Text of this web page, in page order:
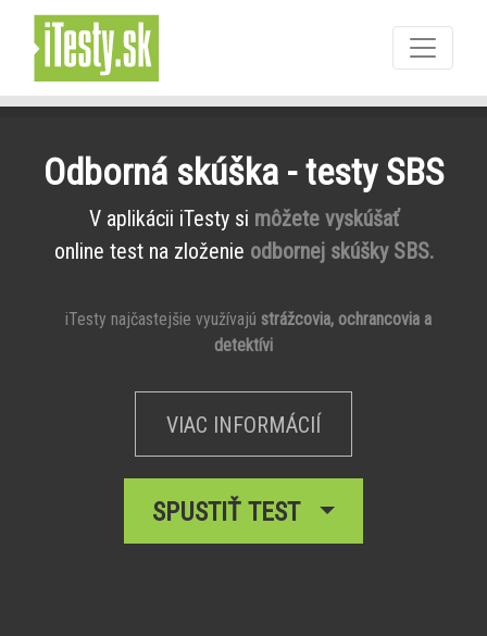
Odborná skúška - testy SBS
V aplikácii iTesty si môžete vyskúšať
online test na zloženie odbornej skúšky SBS.
iTesty najčastejšie využívajú strážcovia, ochrancovia a
detektívi
VIAC INFORMÁCIÍ
SPUSTIŤ TEST